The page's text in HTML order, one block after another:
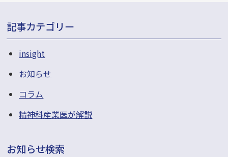
記事カテゴリー
insight
お知らせ
コラム
精神科産業医が解説
お知らせ検索